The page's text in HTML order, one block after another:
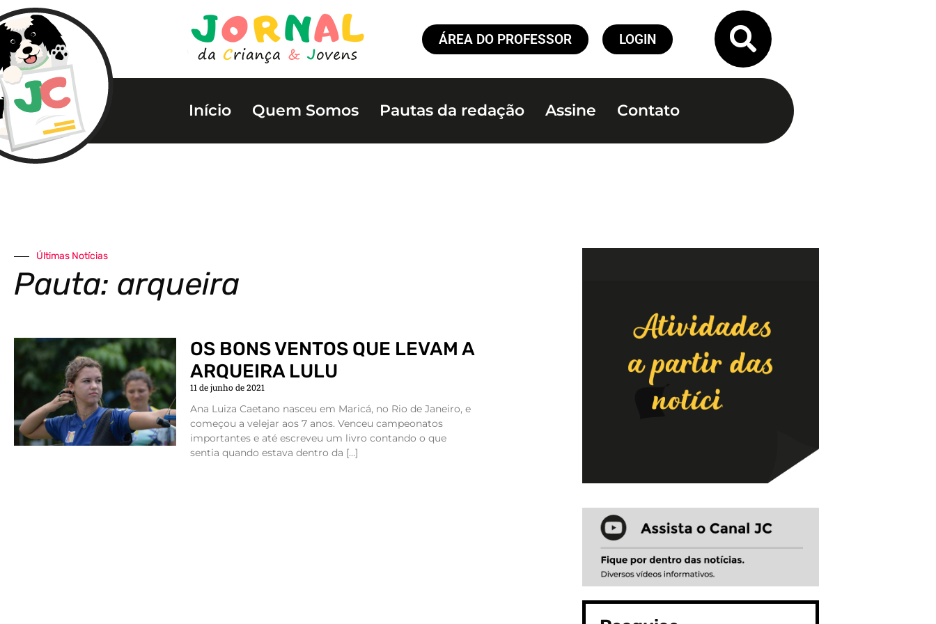
ÁREA DO PROFESSOR LOGIN
Início Quem Somos Pautas da redação Assine Contato
Últimas Notícias
Pauta: arqueira
OS BONS VENTOS QUE LEVAM A
ARQUEIRA LULU
11 de junho de 2021
Ana Luiza Caetano nasceu em Maricá, no Rio de Janeiro, e
começou a velejar aos 7 anos. Venceu campeonatos
importantes e até escreveu um livro contando o que
sentia quando estava dentro da […]